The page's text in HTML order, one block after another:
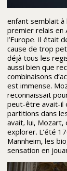
enfant semblait à
premier relais en
l’Europe. Il était
cause de trop
déjà tous les
aussi bien que
combinaisons
est immense.
reconnaissait
peut-être avait-il
partitions dans
avait, lui, Mozart,
explorer. L’été
Mannheim, les
sensation en